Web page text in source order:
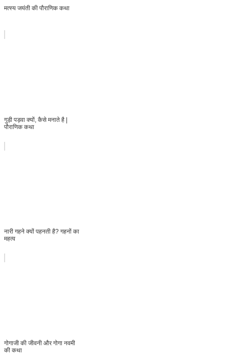
मत्स्य जयंती की पौराणिक कथा
गुड़ी पड़वा क्यों, कैसे मनाते है |
पौराणिक कथा
नारी गहने क्यों पहनती है? गहनों का
महत्व
गोगाजी की जीवनी और गोगा नवमी
की कथा